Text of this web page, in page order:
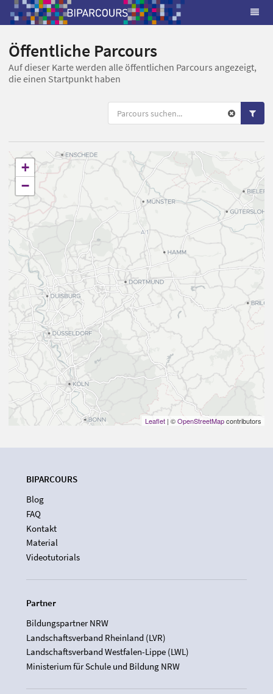
Öffentliche Parcours
Auf dieser Karte werden alle öffentlichen Parcours angezeigt,
die einen Startpunkt haben
+
−
Leaflet | ©OpenStreetMapcontributors
BIPARCOURS
Blog
FAQ
Kontakt
Material
Videotutorials
Partner
Bildungspartner NRW
Landschaftsverband Rheinland (LVR)
Landschaftsverband Westfalen-Lippe (LWL)
Ministerium für Schule und Bildung NRW